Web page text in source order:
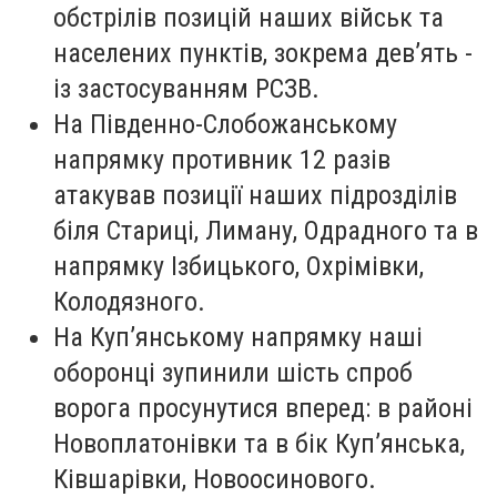
обстрілів позицій наших військ та
населених пунктів, зокрема дев’ять -
із застосуванням РСЗВ.
На Південно-Слобожанському
напрямку противник 12 разів
атакував позиції наших підрозділів
біля Стариці, Лиману, Одрадного та в
напрямку Ізбицького, Охрімівки,
Колодязного.
На Куп’янському напрямку наші
оборонці зупинили шість спроб
ворога просунутися вперед: в районі
Новоплатонівки та в бік Куп’янська,
Ківшарівки, Новоосинового.